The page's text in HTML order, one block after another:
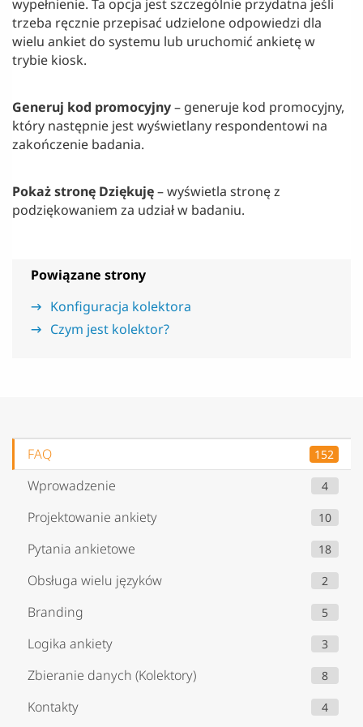
FAQ 152
Wprowadzenie 4
Projektowanie ankiety 10
Pytania ankietowe 18
Obsługa wielu języków 2
Branding 5
Logika ankiety 3
Zbieranie danych (Kolektory) 8
Kontakty 4
wypełnienie. Ta opcja jest szczególnie przydatna jeśli
trzeba ręcznie przepisać udzielone odpowiedzi dla
wielu ankiet do systemu lub uruchomić ankietę w
trybie kiosk.
Generuj kod promocyjny– generuje kod promocyjny,
który następnie jest wyświetlany respondentowi na
zakończenie badania.
Pokaż stronę Dziękuję– wyświetla stronę z
podziękowaniem za udział w badaniu.
Powiązane strony
Konfiguracja kolektora
Czym jest kolektor?